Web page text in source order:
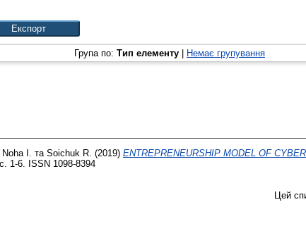
Група по: Тип елементу Немає групування
Noha I. та Soichuk R. (2019) ENTREPRENEURSHIP MODEL OF
1-6. ISSN 1098-8394
Цей